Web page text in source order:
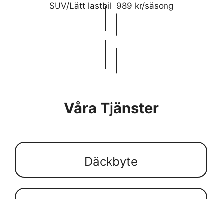
SUV/Lätt lastbil 989 kr/säsong
Våra Tjänster
Däckbyte